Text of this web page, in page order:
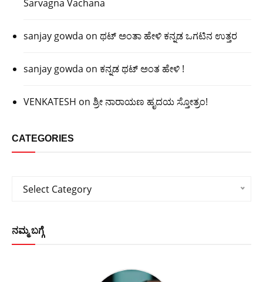
Sarvagna Vachana
sanjay gowda on ಥಟ್ ಅಂತಾ ಹೇಳಿ ಕನ್ನಡ ಒಗಟಿನ ಉತ್ತರ
sanjay gowda on ಕನ್ನಡ ಥಟ್ ಅಂತ ಹೇಳಿ !
VENKATESH on ಶ್ರೀ ನಾರಾಯಣ ಹೃದಯ ಸ್ತೋತ್ರಂ!
CATEGORIES
Categories
Select Category
ನಮ್ಮ ಬಗ್ಗೆ